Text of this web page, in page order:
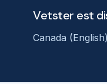
Vetster est
Canada (English)